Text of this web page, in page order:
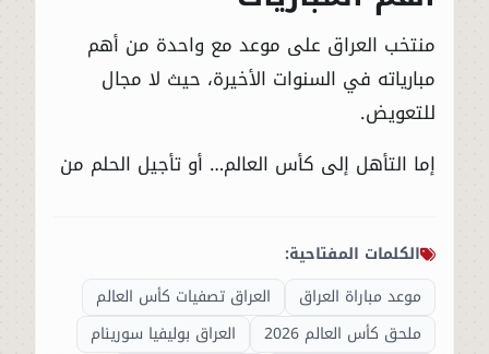
منتخب العراق على موعد مع واحدة من أهم
مبارياته في السنوات الأخيرة، حيث لا مجال
للتعويض.
إما التأهل إلى كأس العالم… أو تأجيل الحلم من
الكلمات المفتاحية:
موعد مباراة العراق
العراق تصفيات كأس العالم
ملحق كأس العالم 2026
العراق بوليفيا سورينام